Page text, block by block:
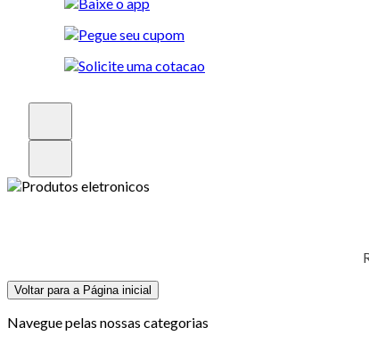
Voltar para a Página inicial
Navegue pelas nossas categorias